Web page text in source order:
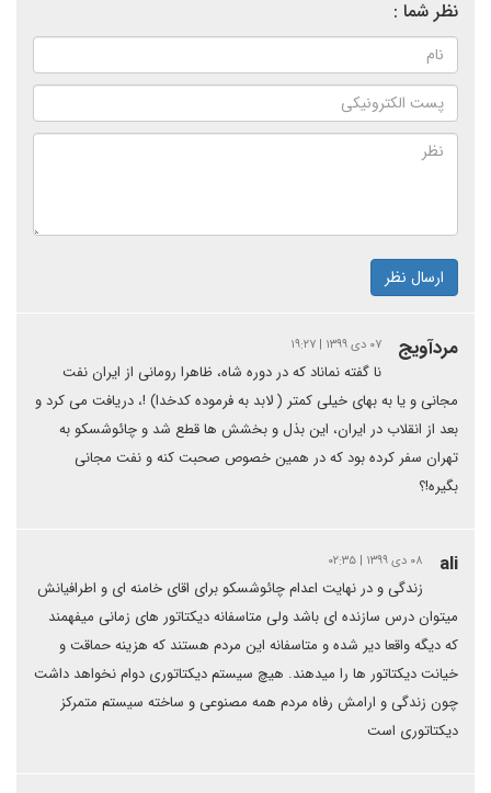
نظر شما :
ارسال نظر
مردآویج ۰۷ دی ۱۳۹۹ | ۱۹:۲۷
نا گفته نماناد که در دوره شاه، ظاهرا رومانی از ایران نفت
مجانی و یا به بهای خیلی کمتر ( لابد به فرموده کدخدا) !، دریافت می کرد و
بعد از انقلاب در ایران، این بذل و بخشش ها قطع شد و چائوشسکو به
تهران سفر کرده بود که در همین خصوص صحبت کنه و نفت مجانی
بگیره!؟
ali ۰۸ دی ۱۳۹۹ | ۰۲:۳۵
زندگی و در نهایت اعدام چائوشسکو برای اقای خامنه ای و اطرافیانش
میتوان درس سازنده ای باشد ولی متاسفانه دیکتاتور های زمانی میفهمند
که دیگه واقعا دیر شده و متاسفانه این مردم هستند که هزینه حماقت و
خیانت دیکتاتور ها را میدهند. هیچ سیستم دیکتاتوری دوام نخواهد داشت
چون زندگی و ارامش رفاه مردم همه مصنوعی و ساخته سیستم متمرکز
دیکتاتوری است